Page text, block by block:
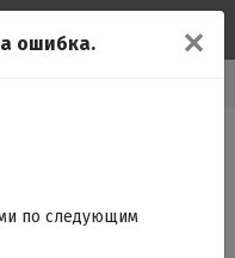
✕
ошибка.
по следующим